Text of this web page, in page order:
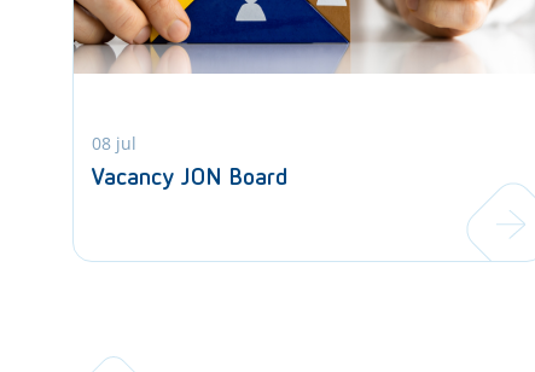
08 jul
Vacancy JON Board